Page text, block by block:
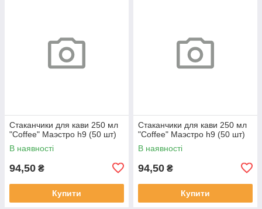
Стаканчики для кави 250 мл
"Coffee" Маэстро h9 (50 шт)
В наявності
94,50 ₴
Купити
Стаканчики для кави 250 мл
"Coffee" Маэстро h9 (50 шт)
В наявності
94,50 ₴
Купити